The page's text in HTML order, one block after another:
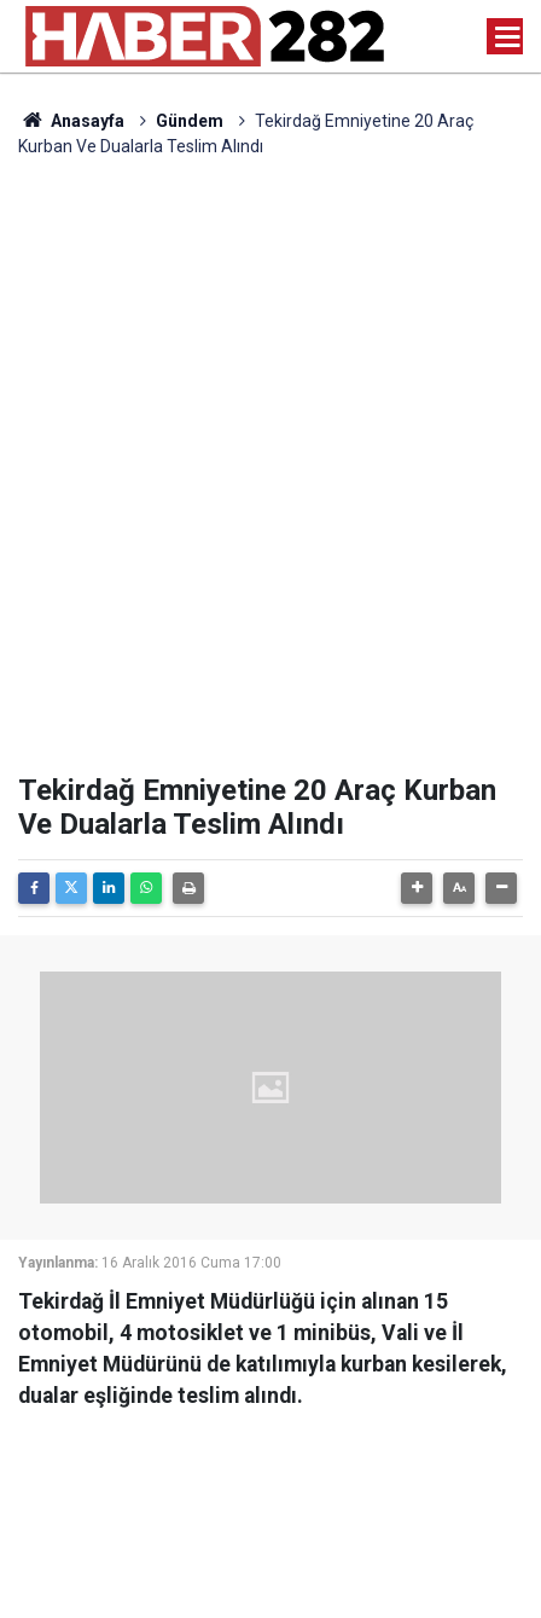
Anasayfa Gündem
Tekirdağ Emniyetine 20 Araç
Kurban Ve Dualarla Teslim Alındı
Tekirdağ Emniyetine 20 Araç Kurban
Ve Dualarla Teslim Alındı
Yayınlanma: 16 Aralık 2016 Cuma 17:00
Tekirdağ İl Emniyet Müdürlüğü için alınan 15
otomobil, 4 motosiklet ve 1 minibüs, Vali ve İl
Emniyet Müdürünü de katılımıyla kurban kesilerek,
dualar eşliğinde teslim alındı.